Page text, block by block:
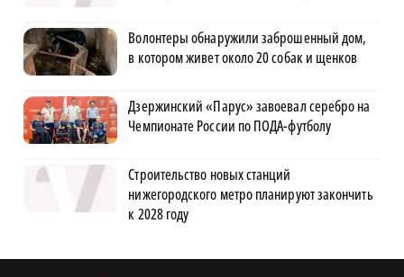
Волонтеры обнаружили заброшенный дом,
в котором живет около 20 собак и щенков
Дзержинский «Парус» завоевал серебро на
Чемпионате России по ПОДА-футболу
Строительство новых станций
нижегородского метро планируют закончить
к 2028 году